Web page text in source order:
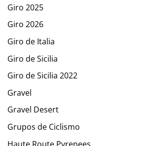
Giro 2025
Giro 2026
Giro de Italia
Giro de Sicilia
Giro de Sicilia 2022
Gravel
Gravel Desert
Grupos de Ciclismo
Haute Route Pyrenees